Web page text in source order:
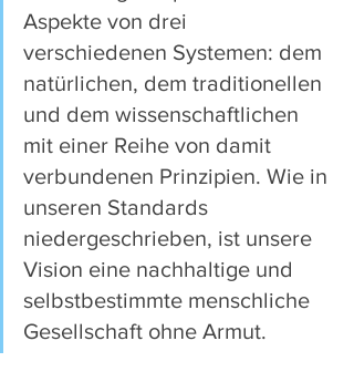
Aspekte von drei
verschiedenen Systemen: dem
natürlichen, dem traditionellen
und dem wissenschaftlichen
mit einer Reihe von damit
verbundenen Prinzipien. Wie in
unseren Standards
niedergeschrieben, ist unsere
Vision eine nachhaltige und
selbstbestimmte menschliche
Gesellschaft ohne Armut.